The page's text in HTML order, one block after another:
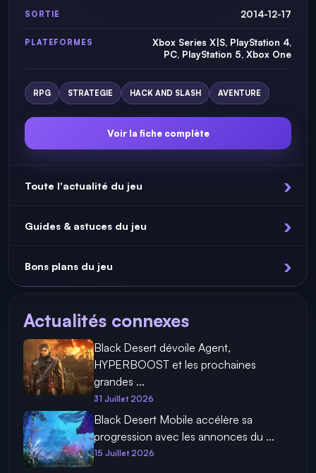
SORTIE 2014-12-17
PLATEFORMES
Xbox Series X|S, PlayStation 4,
PC, PlayStation 5, Xbox One
RPG STRATEGIE HACK AND SLASH AVENTURE
Voir la fiche complète
Toute l'actualité du jeu
Guides & astuces du jeu
Bons plans du jeu
Actualités connexes
Black Desert dévoile Agent,
HYPERBOOST et les prochaines
grandes ...
31 Juillet 2026
Black Desert Mobile accélère sa
progression avec les annonces du ...
15 Juillet 2026